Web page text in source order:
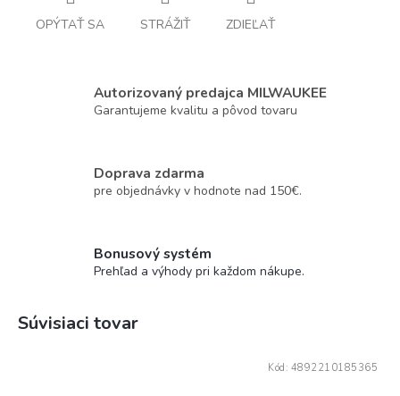
OPÝTAŤ SA STRÁŽIŤ ZDIEĽAŤ
Autorizovaný predajca MILWAUKEE
Garantujeme kvalitu a pôvod tovaru
Doprava zdarma
pre objednávky v hodnote nad 150€.
Bonusový systém
Prehľad a výhody pri každom nákupe.
Súvisiaci tovar
Kód: 4892210185365